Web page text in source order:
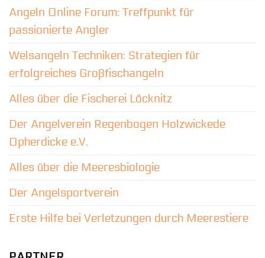
Angeln Online Forum: Treffpunkt für
passionierte Angler
Welsangeln Techniken: Strategien für
erfolgreiches Großfischangeln
Alles über die Fischerei Löcknitz
Der Angelverein Regenbogen Holzwickede
Opherdicke e.V.
Alles über die Meeresbiologie
Der Angelsportverein
Erste Hilfe bei Verletzungen durch Meerestiere